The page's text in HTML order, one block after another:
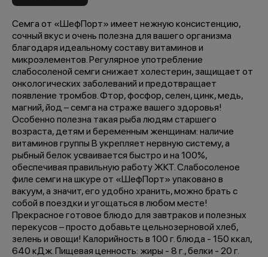
Семга от «ШефПорт» имеет нежную консистенцию,
сочный вкус и очень полезна для вашего организма
благодаря идеальному составу витаминов и
микроэлементов. Регулярное употребление
слабосоленой семги снижает холестерин, защищает от
онкологических заболеваний и предотвращает
появление тромбов. Фтор, фосфор, селен, цинк, медь,
магний, йод – семга на страже вашего здоровья!
Особенно полезна такая рыба людям старшего
возраста, детям и беременным женщинам: наличие
витаминов группы В укрепляет нервную систему, а
рыбный белок усваивается быстро и на 100%,
обеспечивая правильную работу ЖКТ. Слабосоленое
филе семги на шкуре от «ШефПорт» упаковано в
вакуум, а значит, его удобно хранить, можно брать с
собой в поездки и угощаться в любом месте!
Прекрасное готовое блюдо для завтраков и полезных
перекусов – просто добавьте цельнозерновой хлеб,
зелень и овощи! Калорийность в 100 г. блюда - 150 ккал,
640 кДж. Пищевая ценность: жиры - 8 г., белки - 20 г.